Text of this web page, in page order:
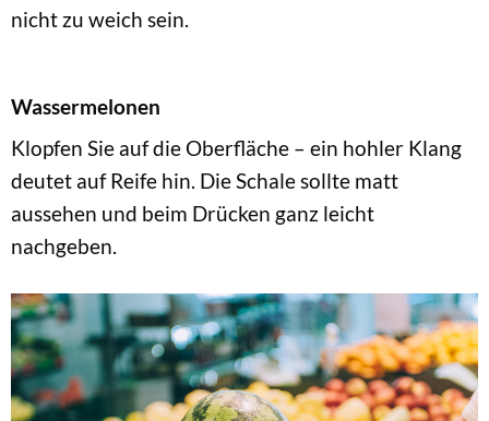
nicht zu weich sein.
Wassermelonen
Klopfen Sie auf die Oberfläche – ein hohler Klang
deutet auf Reife hin. Die Schale sollte matt
aussehen und beim Drücken ganz leicht
nachgeben.